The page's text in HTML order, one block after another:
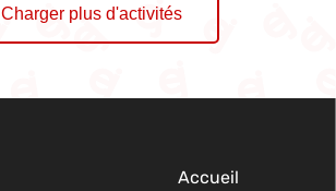
Charger plus d'activités
Accueil